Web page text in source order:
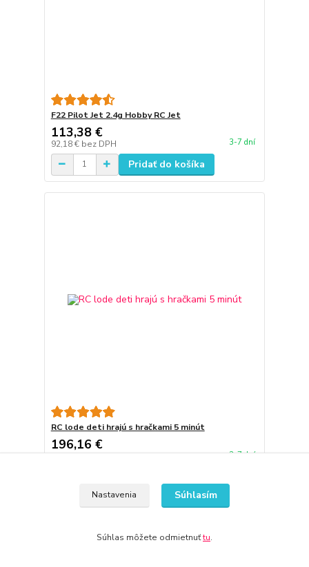
F22 Pilot Jet 2.4g Hobby RC Jet
113,38 €
92,18 € bez DPH 3-7 dní
Pridať do košíka
RC lode deti hrajú s hračkami 5 minút
196,16 €
159,48 €bez DPH 3-7 dní
Nastavenia Súhlasím
Súhlas môžete odmietnuťtu.